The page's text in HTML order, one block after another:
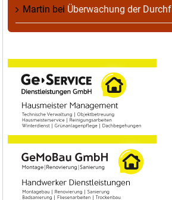
Martin bei Überwachung der